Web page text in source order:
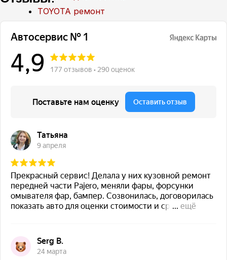
TOYOTA ремонт
NISSAN диагностика
NISSAN ремонт
MAZDA ТО
MAZDA ремонт
Кузовной ремонт
Полировка кузова
Покраска
Полезное
Примеры работ
Видео отзывы
Вопрос – ответ
Контакты